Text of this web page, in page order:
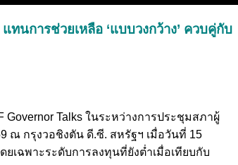
แทนการช่วยเหลือ ‘แบบวงกว้าง’ ควบคู่กับ
Talks ในระหว่างการประชุมสภาผู้
ณ กรุงวอชิงตัน ดี.ซี. สหรัฐฯ เมื่อวันที่ 15
เฉพาะระดับการลงทุนที่ยังต่ำเมื่อเทียบกับ